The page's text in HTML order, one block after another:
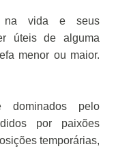
na vida e seus
úteis de alguma
menor ou maior.
dominados pelo
por paixões
temporárias,